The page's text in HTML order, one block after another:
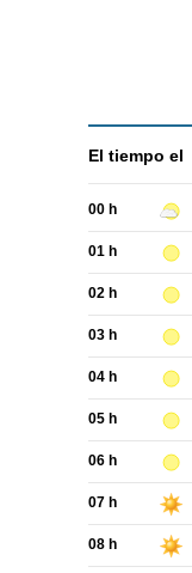
El tiempo el
00 h
01 h
02 h
03 h
04 h
05 h
06 h
07 h
08 h